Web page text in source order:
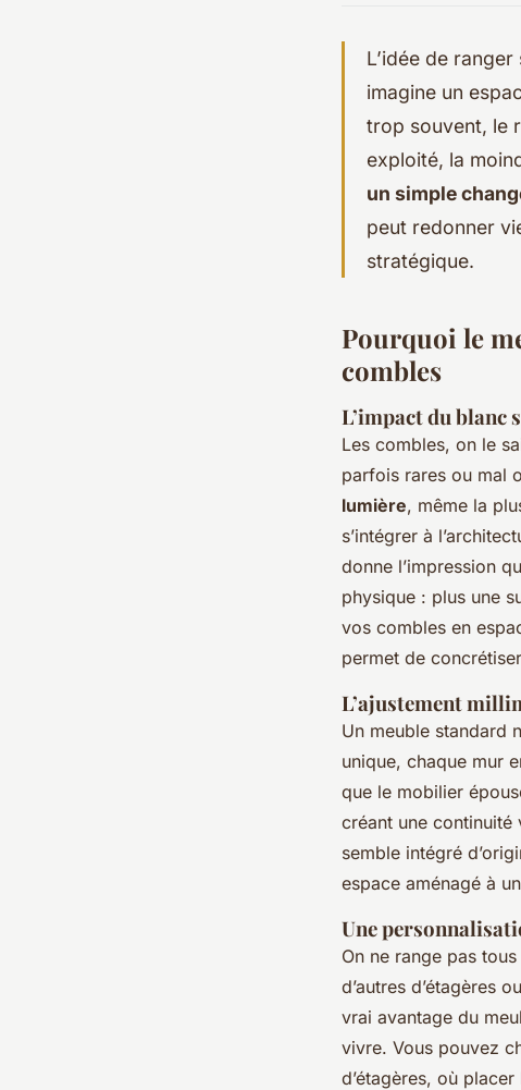
L’idée de
imagine un
trop souvent, le
exploité, la
un simple
peut redonner
stratégique.
Pourquoi le
combles
L’impact du blanc
Les combles, on le
parfois rares ou mal
lumière, même la
s’intégrer à
donne l’impression
physique : plus une
vos combles en
permet de
L’ajustement
Un meuble standard
unique, chaque mur
que le mobilier
créant une continuité
semble intégré
espace aménagé à
Une
On ne range pas
d’autres d’étagères
vrai avantage du
vivre. Vous pouvez
d’étagères, où